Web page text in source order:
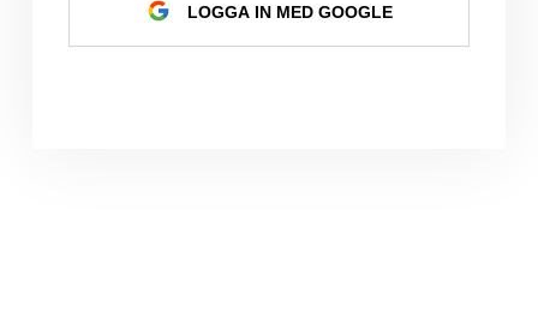
LOGGA IN MED GOOGLE